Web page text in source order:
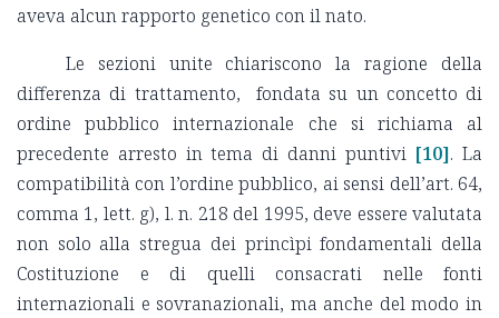
aveva alcun rapporto genetico con il nato.
Le sezioni unite chiariscono la ragione della
differenza di trattamento, fondata su un concetto di
ordine pubblico internazionale che si richiama al
precedente arresto in tema di danni puntivi [10]. La
compatibilità con l’ordine pubblico, ai sensi dell’art. 64,
comma 1, lett. g), l. n. 218 del 1995, deve essere valutata
non solo alla stregua dei princìpi fondamentali della
Costituzione e di quelli consacrati nelle fonti
internazionali e sovranazionali, ma anche del modo in